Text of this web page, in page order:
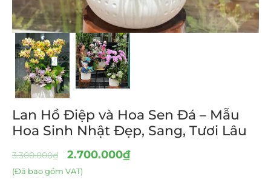
Lan Hồ Điệp và Hoa Sen Đá – Mẫu
Hoa Sinh Nhật Đẹp, Sang, Tươi Lâu
3.300.000₫ 2.700.000₫
(Đã bao gồm VAT)